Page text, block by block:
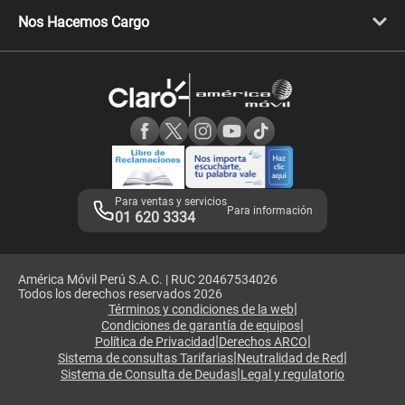
Celulares Motorola
Llamada por llamada
Comprobantes electrónicos
Consulta de IMEI
Nos Hacemos Cargo
Consulta de reclamos
Adquirientes iPhone 6, 6S y SE
Mensaje de Seguridad
Términos y Condiciones de Tienda Claro
Libro de Reclamaciones
Legales de marketplace
Para ventas y servicios
01 620 3334 Para información
América Móvil Perú S.A.C. | RUC 20467534026
Todos los derechos reservados 2026
Términos y condiciones de la web|
Condiciones de garantía de equipos|
Política de Privacidad|Derechos ARCO|
Sistema de consultas Tarifarias|Neutralidad de Red|
Sistema de Consulta de Deudas|Legal y regulatorio